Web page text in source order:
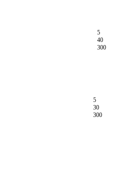
5
40
300
5
30
300